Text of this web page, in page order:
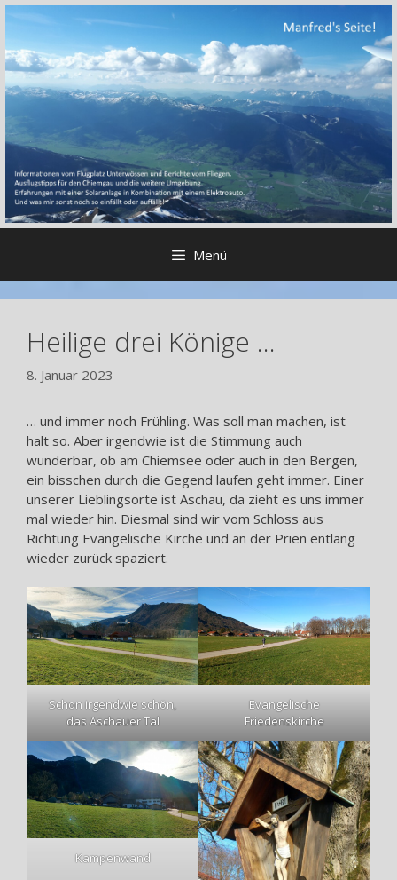
Zum
springen
Menü
Heilige drei Könige …
8. Januar 2023
… und immer noch Frühling. Was soll man machen, ist
halt so. Aber irgendwie ist die Stimmung auch
wunderbar, ob am Chiemsee oder auch in den Bergen,
ein bisschen durch die Gegend laufen geht immer. Einer
unserer Lieblingsorte ist Aschau, da zieht es uns immer
mal wieder hin. Diesmal sind wir vom Schloss aus
Richtung Evangelische Kirche und an der Prien entlang
wieder zurück spaziert.
Schon irgendwie schön,
das Aschauer Tal
Evangelische
Friedenskirche
Kampenwand